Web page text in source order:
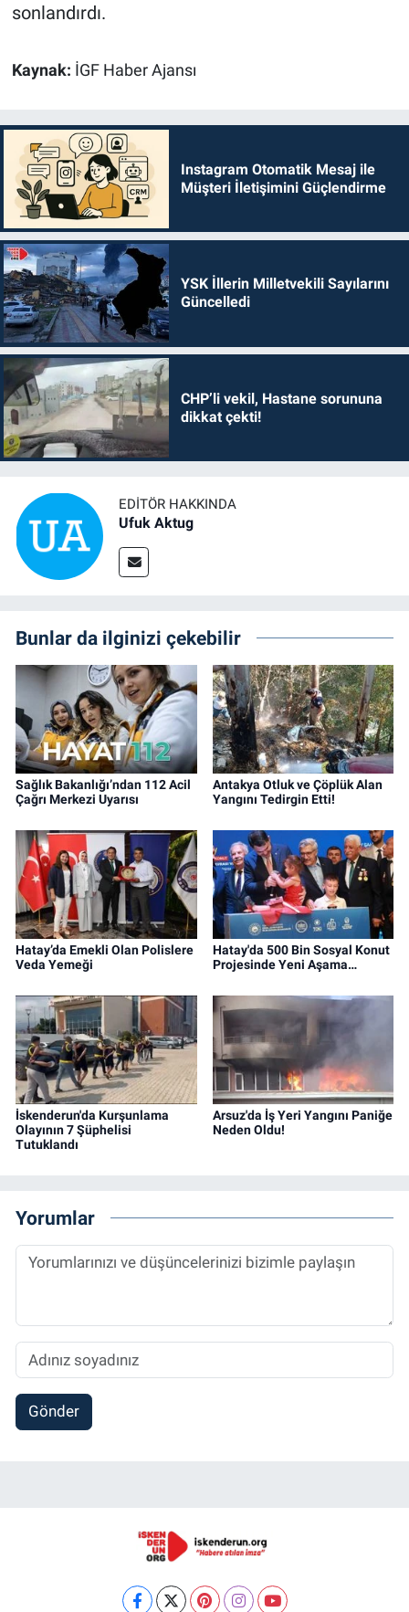
sonlandırdı.
Kaynak: İGF Haber Ajansı
Instagram Otomatik Mesaj ile
Müşteri İletişimini Güçlendirme
YSK İllerin Milletvekili Sayılarını
Güncelledi
CHP’li vekil, Hastane sorununa
dikkat çekti!
EDITÖR HAKKINDA
Ufuk Aktug
Bunlar da ilginizi çekebilir
Sağlık Bakanlığı’ndan 112 Acil
Çağrı Merkezi Uyarısı
Antakya Otluk ve Çöplük Alan
Yangını Tedirgin Etti!
Hatay’da Emekli Olan Polislere
Veda Yemeği
Hatay'da 500 Bin Sosyal Konut
Projesinde Yeni Aşama…
İskenderun'da Kurşunlama
Olayının 7 Şüphelisi
Tutuklandı
Arsuz'da İş Yeri Yangını Paniğe
Neden Oldu!
Yorumlar
Gönder